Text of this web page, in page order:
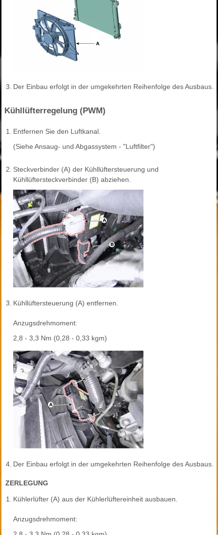
3. Der Einbau erfolgt in der umgekehrten Reihenfolge des Ausbaus.
Kühllüfterregelung (PWM)
1.
Entfernen Sie den Luftkanal.
(Siehe Ansaug- und Abgassystem - "Luftfilter")
2. Steckverbinder (A) der Kühllüftersteuerung und
Kühllüftersteckverbinder (B) abziehen.
3. Kühllüftersteuerung (A) entfernen.
Anzugsdrehmoment:
2,8 - 3,3 Nm (0,28 - 0,33 kgm)
4. Der Einbau erfolgt in der umgekehrten Reihenfolge des Ausbaus.
ZERLEGUNG
1. Kühlerlüfter (A) aus der Kühlerlüftereinheit ausbauen.
Anzugsdrehmoment: